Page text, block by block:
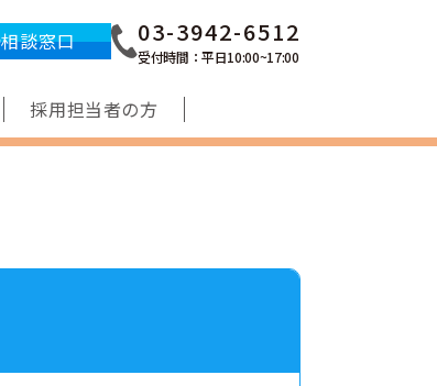
相談窓口 03-3942-6512
受付時間：平日10:00~17:00
採用担当者の方